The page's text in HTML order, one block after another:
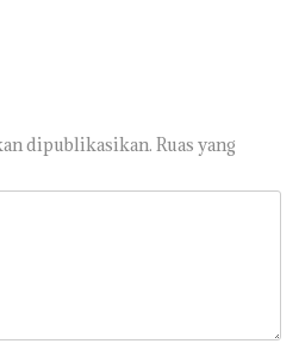
dipublikasikan. Ruas yang